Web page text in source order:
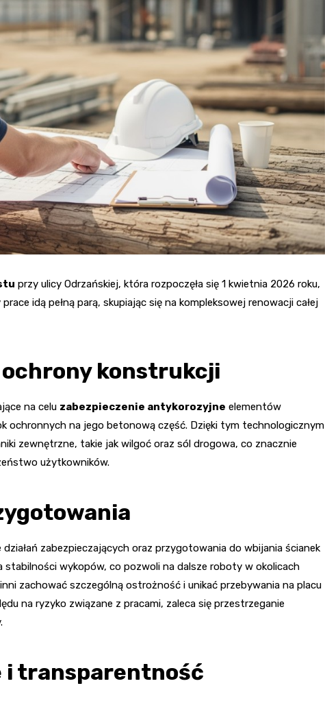
Fryzjer
Kino
Poczta
przy ulicy Odrzańskiej, która rozpoczęła się 1 kwietnia 2026 roku,
idą pełną parą, skupiając się na kompleksowej renowacji całej
ochrony konstrukcji
na celu zabezpieczenie antykorozyjne elementów
ochronnych na jego betonową część. Dzięki tym technologicznym
zewnętrzne, takie jak wilgoć oraz sól drogowa, co znacznie
użytkowników.
zabezpieczających oraz przygotowania do wbijania ścianek
wykopów, co pozwoli na dalsze roboty w okolicach
zachować szczególną ostrożność i unikać przebywania na placu
na ryzyko związane z pracami, zaleca się przestrzeganie
i transparentność